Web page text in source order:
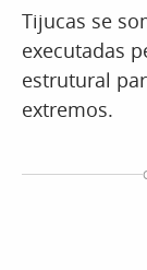
Tijucas se
executadas
estrutural
extremos.